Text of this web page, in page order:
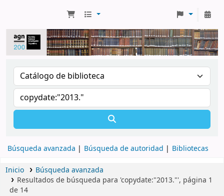
Búsqueda avanzada Búsqueda de autoridad Bibliotecas
Inicio
Búsqueda avanzada
Resultados de búsqueda para 'copydate:"2013."', página 1
de 14